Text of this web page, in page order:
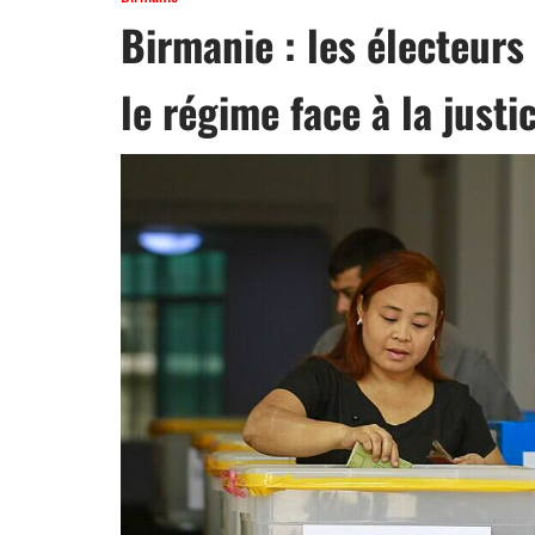
Birmanie : les
le régime face à la